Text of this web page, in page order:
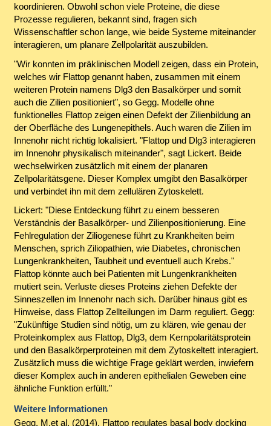
koordinieren. Obwohl schon viele Proteine, die diese
Prozesse regulieren, bekannt sind, fragen sich
Wissenschaftler schon lange, wie beide Systeme miteinander
interagieren, um planare Zellpolarität auszubilden.
"Wir konnten im präklinischen Modell zeigen, dass ein Protein,
welches wir Flattop genannt haben, zusammen mit einem
weiteren Protein namens Dlg3 den Basalkörper und somit
auch die Zilien positioniert", so Gegg. Modelle ohne
funktionelles Flattop zeigen einen Defekt der Zilienbildung an
der Oberfläche des Lungenepithels. Auch waren die Zilien im
Innenohr nicht richtig lokalisiert. "Flattop und Dlg3 interagieren
im Innenohr physikalisch miteinander", sagt Lickert. Beide
wechselwirken zusätzlich mit einem der planaren
Zellpolaritätsgene. Dieser Komplex umgibt den Basalkörper
und verbindet ihn mit dem zellulären Zytoskelett.
Lickert: "Diese Entdeckung führt zu einem besseren
Verständnis der Basalkörper- und Zilienpositionierung. Eine
Fehlregulation der Ziliogenese führt zu Krankheiten beim
Menschen, sprich Ziliopathien, wie Diabetes, chronischen
Lungenkrankheiten, Taubheit und eventuell auch Krebs."
Flattop könnte auch bei Patienten mit Lungenkrankheiten
mutiert sein. Verluste dieses Proteins ziehen Defekte der
Sinneszellen im Innenohr nach sich. Darüber hinaus gibt es
Hinweise, dass Flattop Zellteilungen im Darm reguliert. Gegg:
"Zukünftige Studien sind nötig, um zu klären, wie genau der
Proteinkomplex aus Flattop, Dlg3, dem Kernpolaritätsprotein
und den Basalkörperproteinen mit dem Zytoskeltett interagiert.
Zusätzlich muss die wichtige Frage geklärt werden, inwiefern
dieser Komplex auch in anderen epithelialen Geweben eine
ähnliche Funktion erfüllt."
Weitere Informationen
Gegg, M.et al. (2014), Flattop regulates basal body docking